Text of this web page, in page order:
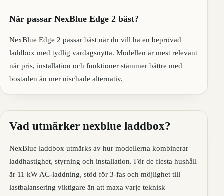
När passar NexBlue Edge 2 bäst?
NexBlue Edge 2 passar bäst när du vill ha en beprövad
laddbox med tydlig vardagsnytta. Modellen är mest relevant
när pris, installation och funktioner stämmer bättre med
bostaden än mer nischade alternativ.
Vad utmärker nexblue laddbox?
NexBlue laddbox utmärks av hur modellerna kombinerar
laddhastighet, styrning och installation. För de flesta hushåll
är 11 kW AC-laddning, stöd för 3-fas och möjlighet till
lastbalansering viktigare än att maxa varje teknisk